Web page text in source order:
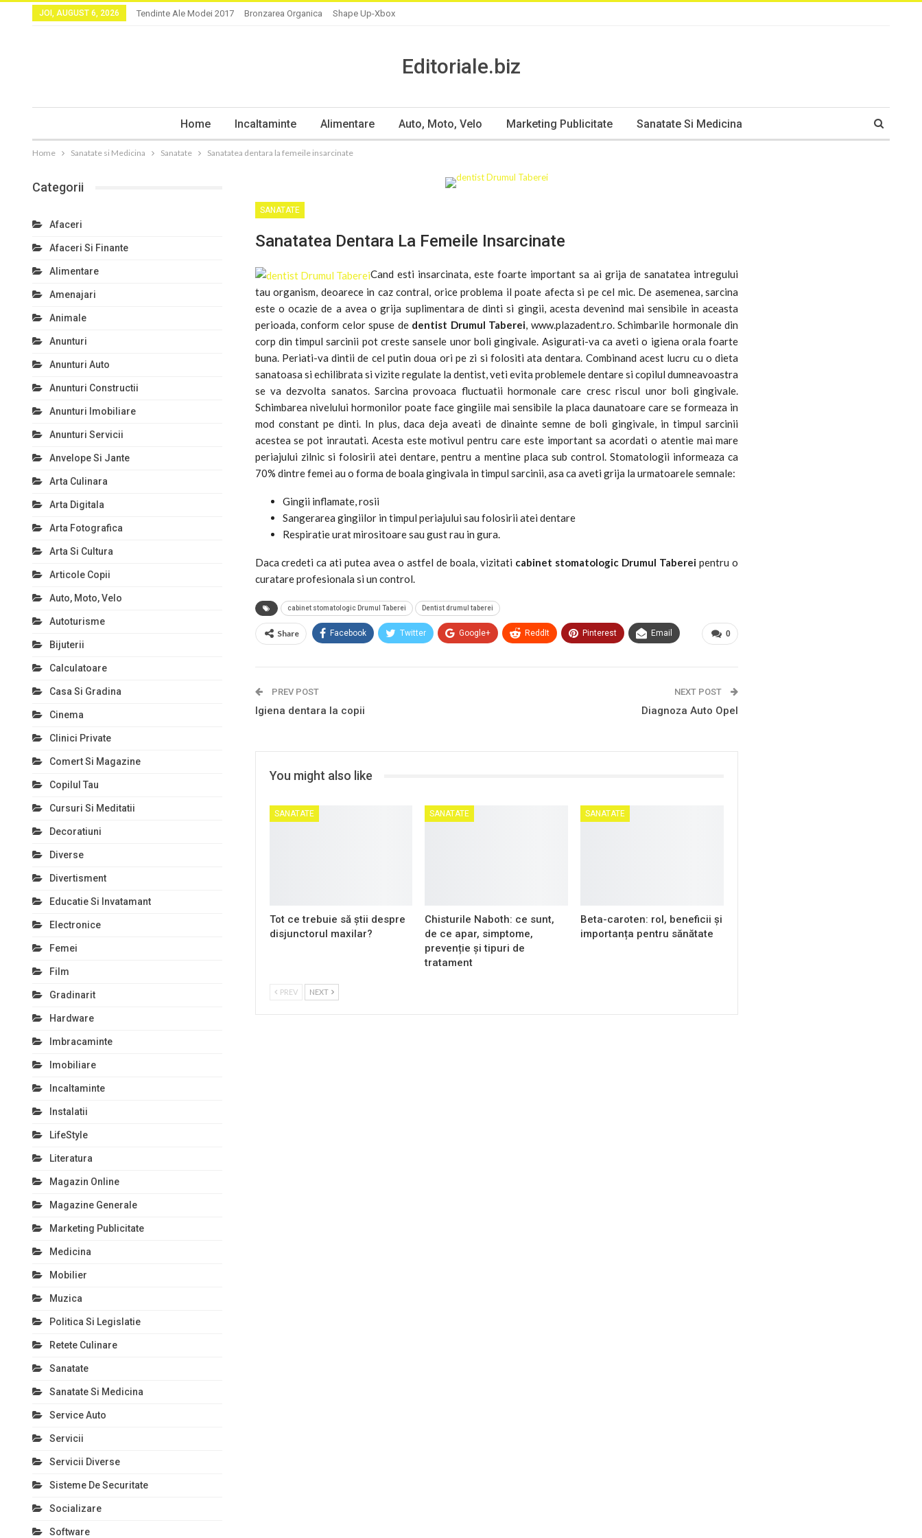
JOI, AUGUST 6, 2026 Tendinte Ale Modei 2017 Bronzarea Organica Shape Up-Xbox
Editoriale.biz
Home Incaltaminte Alimentare Auto, Moto, Velo Marketing Publicitate Sanatate Si Medicina
Home Sanatate si Medicina Sanatate Sanatatea dentara la femeile insarcinate
SANATATE
Sanatatea Dentara La Femeile Insarcinate
Cand esti insarcinata, este foarte important sa ai grija de sanatatea intregului
tau organism, deoarece in caz contral, orice problema il poate afecta si pe cel mic. De asemenea, sarcina
este o ocazie de a avea o grija suplimentara de dinti si gingii, acesta devenind mai sensibile in aceasta
perioada, conform celor spuse de dentist Drumul Taberei, www.plazadent.ro. Schimbarile hormonale din
corp din timpul sarcinii pot creste sansele unor boli gingivale. Asigurati-va ca aveti o igiena orala foarte
buna. Periati-va dintii de cel putin doua ori pe zi si folositi ata dentara. Combinand acest lucru cu o dieta
sanatoasa si echilibrata si vizite regulate la dentist, veti evita problemele dentare si copilul dumneavoastra
se va dezvolta sanatos. Sarcina provoaca fluctuatii hormonale care cresc riscul unor boli gingivale.
Schimbarea nivelului hormonilor poate face gingiile mai sensibile la placa daunatoare care se formeaza in
mod constant pe dinti. In plus, daca deja aveati de dinainte semne de boli gingivale, in timpul sarcinii
acestea se pot inrautati. Acesta este motivul pentru care este important sa acordati o atentie mai mare
periajului zilnic si folosirii atei dentare, pentru a mentine placa sub control. Stomatologii informeaza ca
70% dintre femei au o forma de boala gingivala in timpul sarcinii, asa ca aveti grija la urmatoarele semnale:
Gingii inflamate, rosii
Sangerarea gingiilor in timpul periajului sau folosirii atei dentare
Respiratie urat mirositoare sau gust rau in gura.
Daca credeti ca ati putea avea o astfel de boala, vizitati cabinet stomatologic Drumul Taberei pentru o
curatare profesionala si un control.
cabinet stomatologic Drumul Taberei Dentist drumul taberei
0
Share Facebook Twitter Google+ ReddIt Pinterest Email
PREV POST
Igiena dentara la copii
NEXT POST
Diagnoza Auto Opel
You might also like
SANATATE
Tot ce trebuie să știi despre
disjunctorul maxilar?
SANATATE
Chisturile Naboth: ce sunt,
de ce apar, simptome,
prevenție și tipuri de
tratament
SANATATE
Beta-caroten: rol, beneficii și
importanța pentru sănătate
PREV NEXT
Categorii
Afaceri
Afaceri Si Finante
Alimentare
Amenajari
Animale
Anunturi
Anunturi Auto
Anunturi Constructii
Anunturi Imobiliare
Anunturi Servicii
Anvelope Si Jante
Arta Culinara
Arta Digitala
Arta Fotografica
Arta Si Cultura
Articole Copii
Auto, Moto, Velo
Autoturisme
Bijuterii
Calculatoare
Casa Si Gradina
Cinema
Clinici Private
Comert Si Magazine
Copilul Tau
Cursuri Si Meditatii
Decoratiuni
Diverse
Divertisment
Educatie Si Invatamant
Electronice
Femei
Film
Gradinarit
Hardware
Imbracaminte
Imobiliare
Incaltaminte
Instalatii
LifeStyle
Literatura
Magazin Online
Magazine Generale
Marketing Publicitate
Medicina
Mobilier
Muzica
Politica Si Legislatie
Retete Culinare
Sanatate
Sanatate Si Medicina
Service Auto
Servicii
Servicii Diverse
Sisteme De Securitate
Socializare
Software